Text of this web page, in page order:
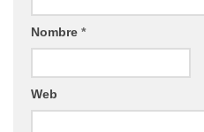
Nombre *
Web